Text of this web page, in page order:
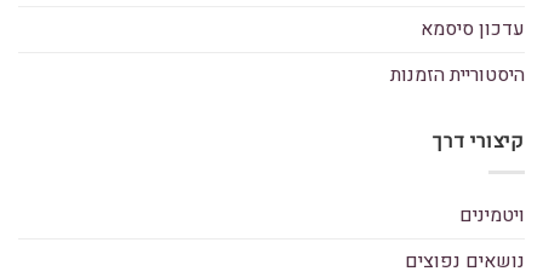
עדכון סיסמא
היסטוריית הזמנות
קיצורי דרך
ויטמינים
נושאים נפוצים